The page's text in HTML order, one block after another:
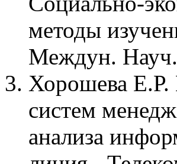
методы
Междун.
Хорошева Е.Р.
систем
анализа